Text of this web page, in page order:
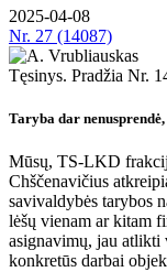
2025-04-08
Nr. 27 (14087)
Tęsinys. Pradžia Nr.
Taryba dar
Mūsų, TS-LKD
Chščenavičius
savivaldybės tarybos
lėšų vienam ar kitam
asignavimų, jau atlikti
konkretūs darbai